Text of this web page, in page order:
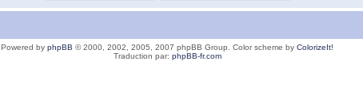
Powered by phpBB © 2000, 2002, 2005, 2007 phpBB Group. Color scheme by ColorizeIt!
Traduction par: phpBB-fr.com